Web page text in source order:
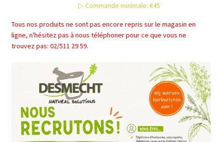
choisies
sur
la
produit
▷ Commande minimale: €45
Tous nos produits ne sont pas encore repris sur le magasin en
ligne, n'hésitez pas à nous téléphoner pour ce que vous ne
trouvez pas: 02/511 29 59.